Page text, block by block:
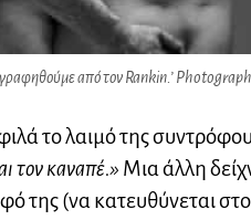
από τον Rankin.’
το λαιμό της συντρόφου
τον καναπέ.» Μια άλλη
της (να κατευθύνεται